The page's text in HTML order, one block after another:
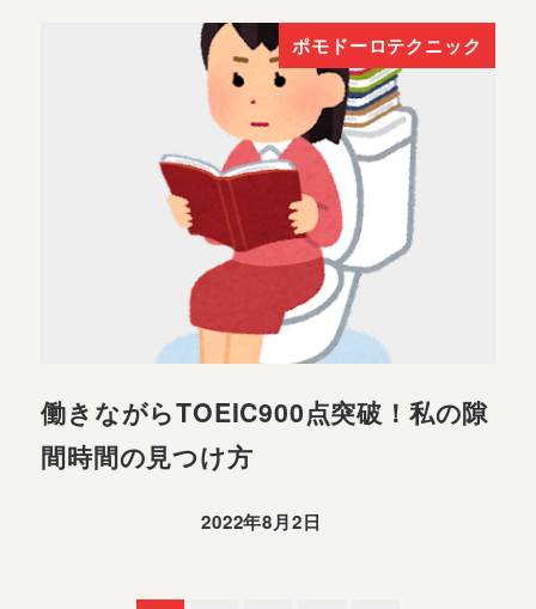
ポモドーロテクニック
働きながらTOEIC900点突破！私の隙
間時間の見つけ方
2022年8月2日